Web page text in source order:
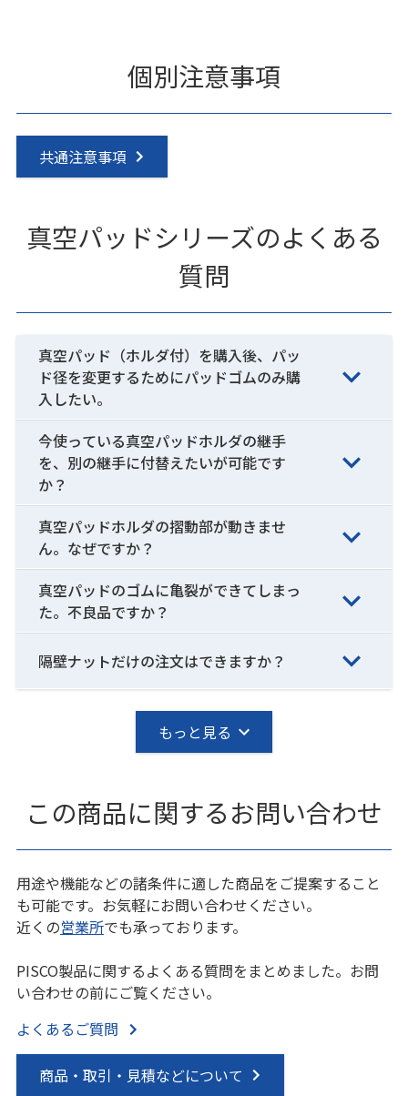
個別注意事項
共通注意事項
真空パッドシリーズのよくある
質問
真空パッド（ホルダ付）を購入後、パッ
ド径を変更するためにパッドゴムのみ購
入したい。
今使っている真空パッドホルダの継手
を、別の継手に付替えたいが可能です
か？
真空パッドホルダの摺動部が動きませ
ん。なぜですか？
真空パッドのゴムに亀裂ができてしまっ
た。不良品ですか？
隔壁ナットだけの注文はできますか？
もっと見る
この商品に関するお問い合わせ
用途や機能などの諸条件に適した商品をご提案すること
も可能です。お気軽にお問い合わせください。
近くの営業所でも承っております。
PISCO製品に関するよくある質問をまとめました。お問
い合わせの前にご覧ください。
よくあるご質問
商品・取引・見積などについて